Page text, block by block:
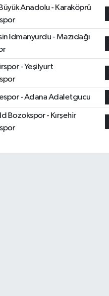
Büyük Anadolu - Karaköprü
Idmanyurdu - Mazıdağı
- Yeşilyurt
- Adana Adaletgucu
Bozokspor - Kırşehir